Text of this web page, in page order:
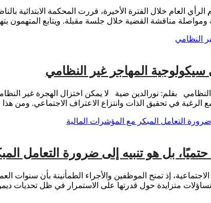
ومواصلة مناقشة القضية خلال جلسة مقبلة. ويتابع المتهمون
المهاجر غير النظامي
بقلم: نورالدين ضية لا يمكن اختزال الهجرة غير
الرغبة في تحقيق الذات وانتزاع الاعتراف الاجتماعي. ومن
بل هو تنبيه إلى ضرورة التعامل
إذ تمنح الموظفين والأجراء الطمأنينة بأن
متزايدة حول قدرتها على الاستمرار في ظل تحديات